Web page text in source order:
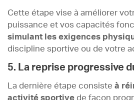
Cette étape vise à améliorer
puissance et vos capacités
simulant les exigences
discipline sportive ou de votre
5. La reprise progressive
La dernière étape consiste à
activité sportive de façon